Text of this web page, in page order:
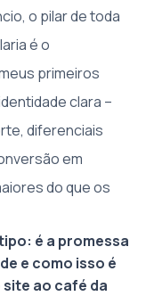
o pilar de toda
é o
primeiros
clara –
diferenciais
em
do que os
é a promessa
e como isso é
ao café da